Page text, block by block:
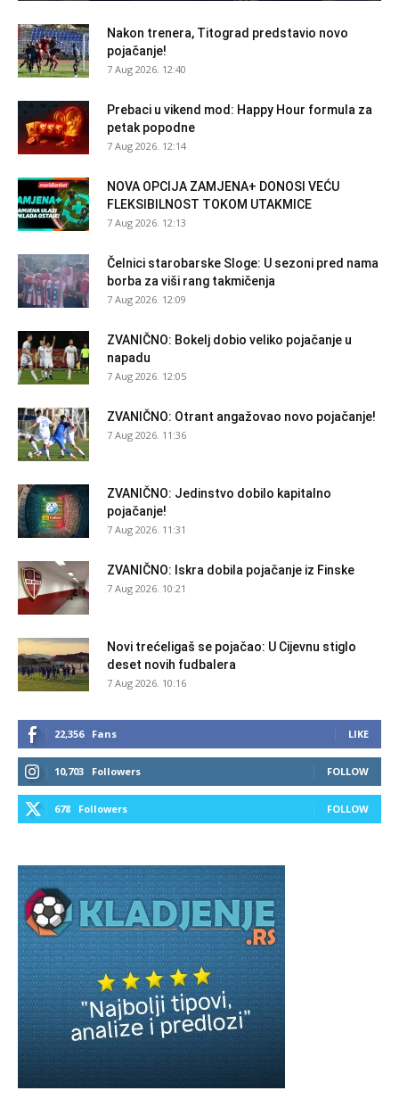
Nakon trenera, Titograd predstavio novo
pojačanje!
7 Aug 2026. 12:40
Prebaci u vikend mod: Happy Hour formula za
petak popodne
7 Aug 2026. 12:14
NOVA OPCIJA ZAMJENA+ DONOSI VEĆU
FLEKSIBILNOST TOKOM UTAKMICE
7 Aug 2026. 12:13
Čelnici starobarske Sloge: U sezoni pred nama
borba za viši rang takmičenja
7 Aug 2026. 12:09
ZVANIČNO: Bokelj dobio veliko pojačanje u
napadu
7 Aug 2026. 12:05
ZVANIČNO: Otrant angažovao novo pojačanje!
7 Aug 2026. 11:36
ZVANIČNO: Jedinstvo dobilo kapitalno
pojačanje!
7 Aug 2026. 11:31
ZVANIČNO: Iskra dobila pojačanje iz Finske
7 Aug 2026. 10:21
Novi trećeligaš se pojačao: U Cijevnu stiglo
deset novih fudbalera
7 Aug 2026. 10:16
22,356 Fans LIKE
10,703 Followers FOLLOW
678 Followers FOLLOW